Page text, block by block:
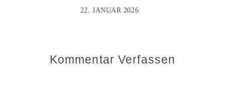
22. JANUAR 2026
Kommentar Verfassen